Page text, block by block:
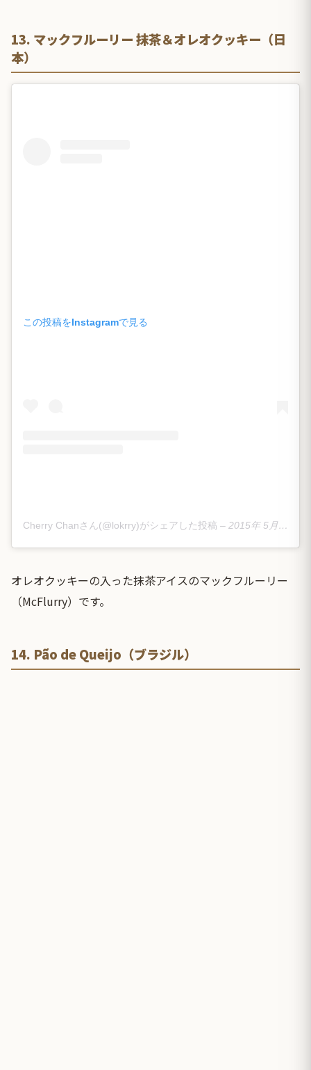
13. マックフルーリー 抹茶＆オレオクッキー（日
本）
この投稿をInstagramで見る
Cherry Chanさん(@lokrry)がシェアした投稿 – 2015年 5月月20日午後11時13分PDT
オレオクッキーの入った抹茶アイスのマックフルーリー
（McFlurry）です。
14. Pão de Queijo（ブラジル）